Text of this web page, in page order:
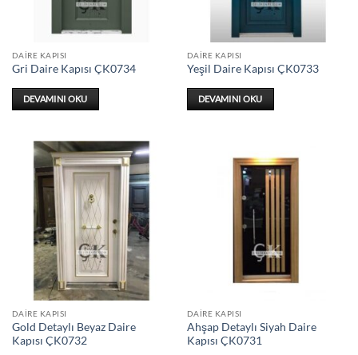
DAIRE KAPISI
Gri Daire Kapısı ÇK0734
DEVAMINI OKU
DAIRE KAPISI
Yeşil Daire Kapısı ÇK0733
DEVAMINI OKU
DAIRE KAPISI
Gold Detaylı Beyaz Daire
Kapısı ÇK0732
DAIRE KAPISI
Ahşap Detaylı Siyah Daire
Kapısı ÇK0731